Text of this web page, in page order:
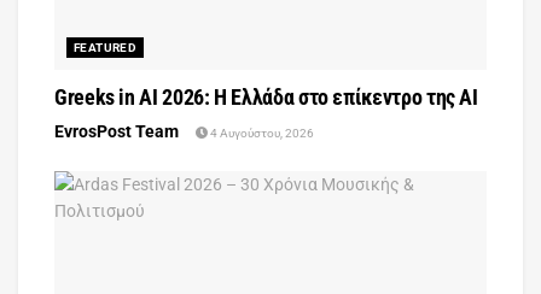
FEATURED
Greeks in AI 2026: Η Ελλάδα στο επίκεντρο της AI
EvrosPost Team 4 Αυγούστου, 2026